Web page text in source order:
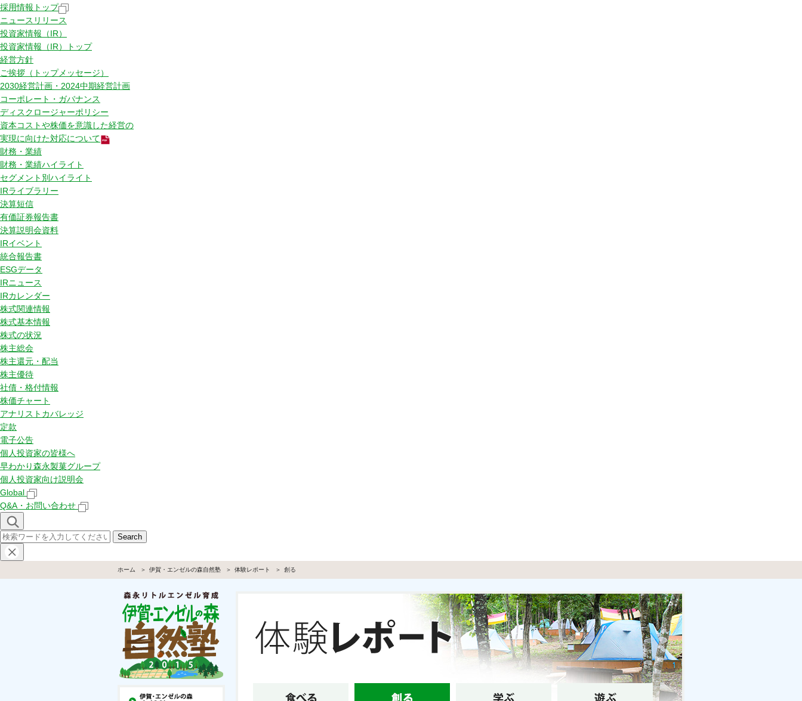
採用情報トップ
ニュースリリース
投資家情報（IR）
投資家情報（IR）トップ
経営方針
ご挨拶（トップメッセージ）
2030経営計画・2024中期経営計画
コーポレート・ガバナンス
ディスクロージャーポリシー
資本コストや株価を意識した経営の
実現に向けた対応について
財務・業績
財務・業績ハイライト
セグメント別ハイライト
IRライブラリー
決算短信
有価証券報告書
決算説明会資料
IRイベント
統合報告書
ESGデータ
IRニュース
IRカレンダー
株式関連情報
株式基本情報
株式の状況
株主総会
株主還元・配当
株主優待
社債・格付情報
株価チャート
アナリストカバレッジ
定款
電子公告
個人投資家の皆様へ
早わかり森永製菓グループ
個人投資家向け説明会
Global
Q&A・お問い合わせ
ホーム 伊賀・エンゼルの森自然塾 体験レポート 創る